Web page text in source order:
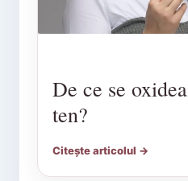
De ce se
ten?
Citește articolul →